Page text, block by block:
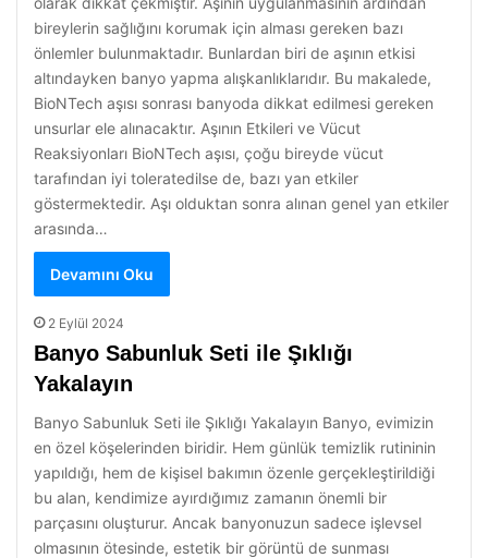
bireylerin sağlığını korumak için alması gereken bazı
önlemler bulunmaktadır. Bunlardan biri de aşının etkisi
altındayken banyo yapma alışkanlıklarıdır. Bu makalede,
BioNTech aşısı sonrası banyoda dikkat edilmesi gereken
unsurlar ele alınacaktır. Aşının Etkileri ve Vücut
Reaksiyonları BioNTech aşısı, çoğu bireyde vücut
tarafından iyi toleratedilse de, bazı yan etkiler
göstermektedir. Aşı olduktan sonra alınan genel yan etkiler
arasında…
Devamını Oku
2 Eylül 2024
Banyo Sabunluk Seti ile Şıklığı
Yakalayın
Banyo Sabunluk Seti ile Şıklığı Yakalayın Banyo, evimizin
en özel köşelerinden biridir. Hem günlük temizlik rutininin
yapıldığı, hem de kişisel bakımın özenle gerçekleştirildiği
bu alan, kendimize ayırdığımız zamanın önemli bir
parçasını oluşturur. Ancak banyonuzun sadece işlevsel
olmasının ötesinde, estetik bir görüntü de sunması